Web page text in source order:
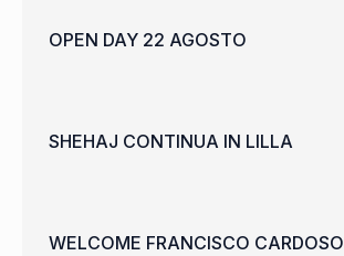
OPEN DAY 22 AGOSTO
SHEHAJ CONTINUA IN LILLA
WELCOME FRANCISCO CARDOSO